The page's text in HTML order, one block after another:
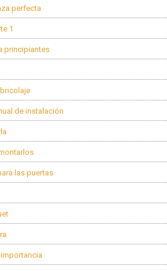
perfecta
1
principiantes
de instalación
las puertas